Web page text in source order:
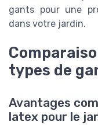
gants pour une
dans votre jardin.
types de
Avantages
latex pour le